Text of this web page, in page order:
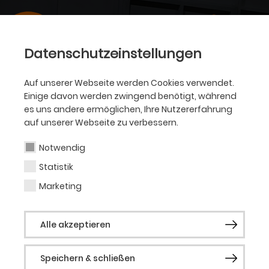
Datenschutzeinstellungen
Auf unserer Webseite werden Cookies verwendet.
Einige davon werden zwingend benötigt, während
es uns andere ermöglichen, Ihre Nutzererfahrung
auf unserer Webseite zu verbessern.
Notwendig
Statistik
Marketing
Alle akzeptieren
Speichern & schließen